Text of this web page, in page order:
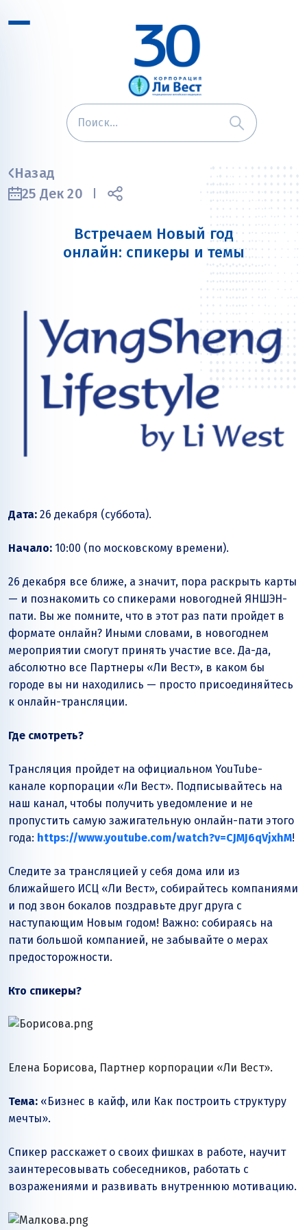
Назад
25 Дек 20
Встречаем Новый год
онлайн: спикеры и темы
Дата: 26 декабря (суббота).
Начало: 10:00 (по московскому времени).
26 декабря все ближе, а значит, пора раскрыть карты
— и познакомить со спикерами новогодней ЯНШЭН-
пати. Вы же помните, что в этот раз пати пройдет в
формате онлайн? Иными словами, в новогоднем
мероприятии смогут принять участие все. Да-да,
абсолютно все Партнеры «Ли Вест», в каком бы
городе вы ни находились — просто присоединяйтесь
к онлайн-трансляции.
Где смотреть?
Трансляция пройдет на официальном YouTube-
канале корпорации «Ли Вест». Подписывайтесь на
наш канал, чтобы получить уведомление и не
пропустить самую зажигательную онлайн-пати этого
года: https://www.youtube.com/watch?v=CJMJ6qVjxhM!
Следите за трансляцией у себя дома или из
ближайшего ИСЦ «Ли Вест», собирайтесь компаниями
и под звон бокалов поздравьте друг друга с
наступающим Новым годом! Важно: собираясь на
пати большой компанией, не забывайте о мерах
предосторожности.
Кто спикеры?
Елена Борисова, Партнер корпорации «Ли Вест».
Тема: «Бизнес в кайф, или Как построить структуру
мечты».
Спикер расскажет о своих фишках в работе, научит
заинтересовывать собеседников, работать с
возражениями и развивать внутреннюю мотивацию.